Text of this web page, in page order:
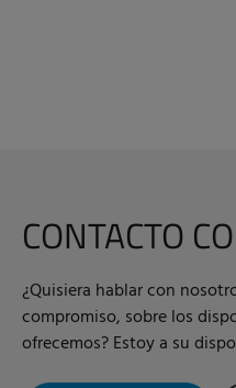
CONTACTO
¿Quisiera hablar con
compromiso, sobre los
ofrecemos? Estoy a su